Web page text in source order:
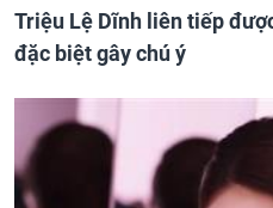
Triệu Lệ Dĩnh liên tiếp
đặc biệt gây chú ý